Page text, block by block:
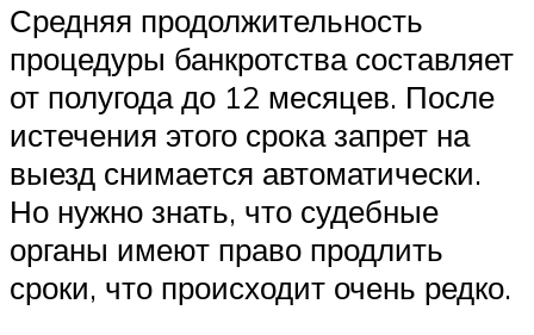
Средняя продолжительность
процедуры банкротства составляет
от полугода до 12 месяцев. После
истечения этого срока запрет на
выезд снимается автоматически.
Но нужно знать, что судебные
органы имеют право продлить
сроки, что происходит очень редко.